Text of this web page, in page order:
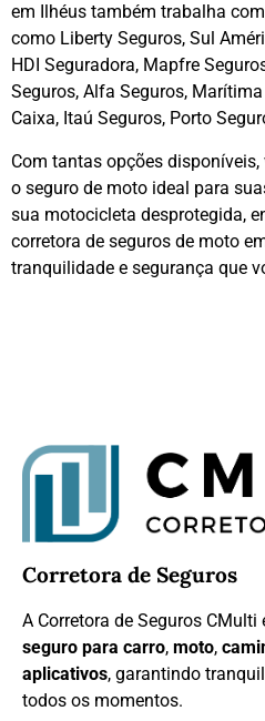
em Ilhéus também trabalha
como Liberty Seguros, Sul
HDI Seguradora, Mapfre
Seguros, Alfa Seguros,
Caixa, Itaú Seguros, Porto
Com tantas opções
o seguro de moto ideal para
sua motocicleta desprotegida,
corretora de seguros de moto
tranquilidade e segurança que
Corretora de Seguros
A Corretora de Seguros
seguro para carro, moto,
aplicativos, garantindo
todos os momentos.